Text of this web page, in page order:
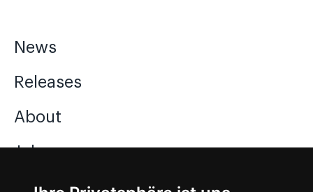
News
Releases
About
Jobs